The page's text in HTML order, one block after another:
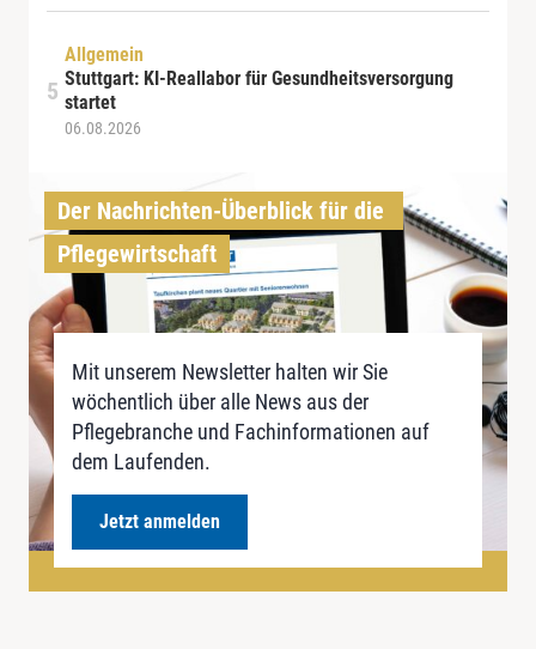
Allgemein
Stuttgart: KI-Reallabor für Gesundheitsversorgung
startet
06.08.2026
Der Nachrichten-Überblick für die
Pflegewirtschaft
Mit unserem Newsletter halten wir Sie
wöchentlich über alle News aus der
Pflegebranche und Fachinformationen auf
dem Laufenden.
Jetzt anmelden